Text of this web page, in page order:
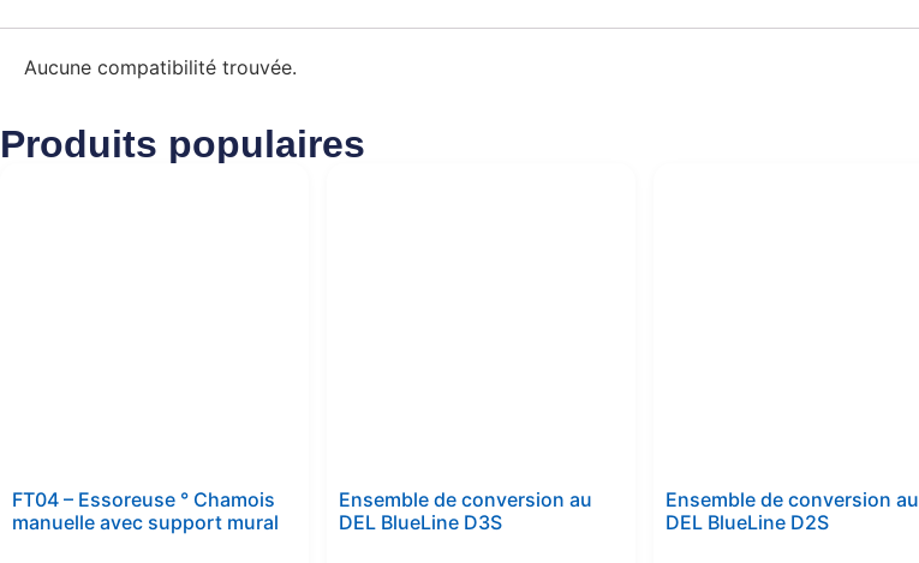
Aucune compatibilité trouvée.
Produits populaires
FT04 – Essoreuse ° Chamois
manuelle avec support mural
Ensemble de conversion au
DEL BlueLine D3S
Ensemble de conversion au
DEL BlueLine D2S